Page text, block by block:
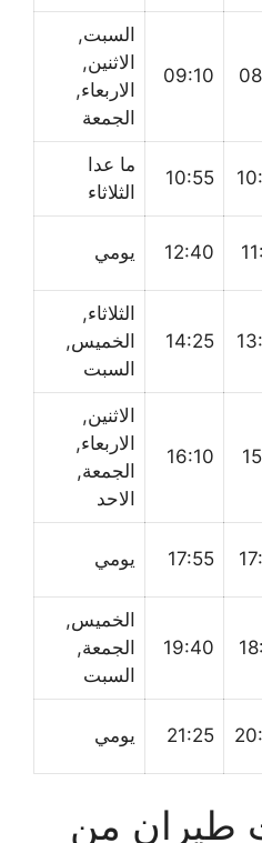
09:10
السبت,
الاثنين,
الاربعاء,
الجمعة
10:55
ما عدا
الثلاثاء
12:40 يومي
14:25
الثلاثاء,
الخميس,
السبت
16:10
الاثنين,
الاربعاء,
الجمعة,
الاحد
17:55 يومي
19:40
الخميس,
الجمعة,
السبت
21:25 يومي
طيران من